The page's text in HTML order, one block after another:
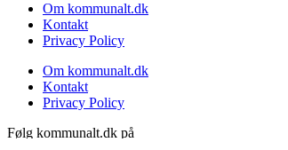
Om kommunalt.dk
Kontakt
Privacy Policy
Om kommunalt.dk
Kontakt
Privacy Policy
Følg kommunalt.dk på